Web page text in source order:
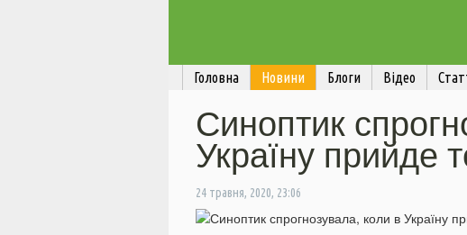
Головна Новини Блоги Відео
Синоптик
Україну прийде
24 травня, 2020, 23:06